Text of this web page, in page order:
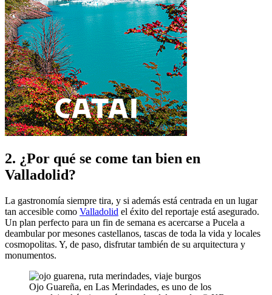
2. ¿Por qué se come tan bien en
Valladolid?
La gastronomía siempre tira, y si además está centrada en un lugar
tan accesible como Valladolid el éxito del reportaje está asegurado.
Un plan perfecto para un fin de semana es acercarse a Pucela a
deambular por mesones castellanos, tascas de toda la vida y locales
cosmopolitas. Y, de paso, disfrutar también de su arquitectura y
monumentos.
Ojo Guareña, en Las Merindades, es uno de los